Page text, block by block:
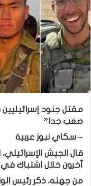
مقتل جنود
صعب جدا”
– سكاي نيوز عربية
قال الجيش
آخرون خلال اشتباك
من جهته، ذكر رئيس